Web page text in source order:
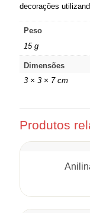
decorações
Peso
15 g
Dimensões
3 × 3 × 7 cm
Produtos